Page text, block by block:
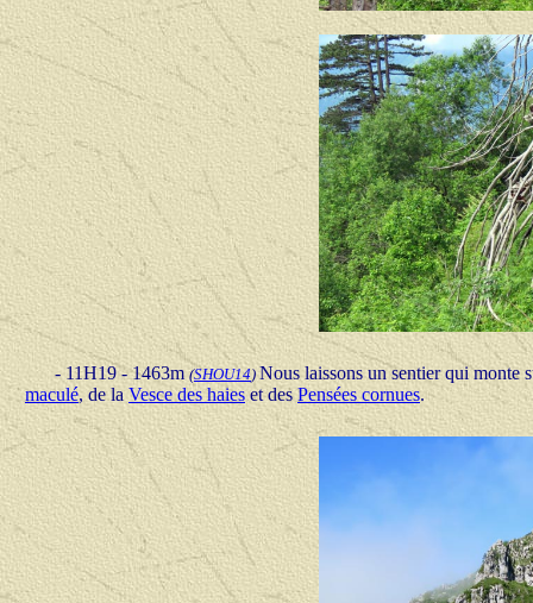
- 11H19 - 1463m(SHOU14)Nous laissons un sentier qui monte
maculé, de la Vesce des haies et desPensées cornues.